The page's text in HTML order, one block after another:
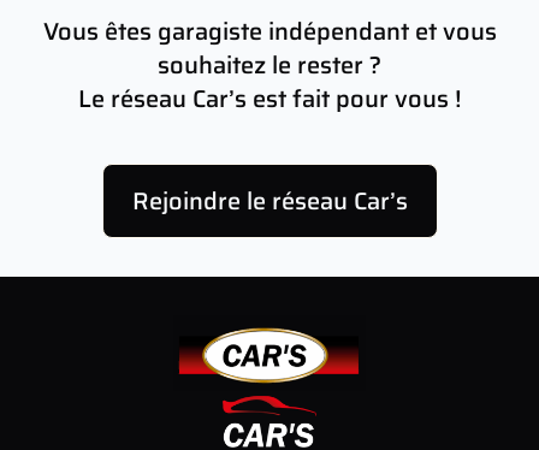
Vous êtes garagiste indépendant et vous
souhaitez le rester ?
Le réseau Car’s est fait pour vous !
Rejoindre le réseau Car’s